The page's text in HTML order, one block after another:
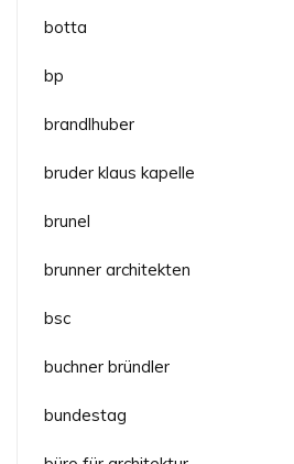
botta
bp
brandlhuber
bruder klaus kapelle
brunel
brunner architekten
bsc
buchner bründler
bundestag